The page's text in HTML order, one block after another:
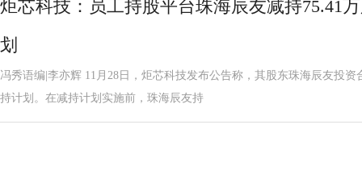
炬芯科技：员工持股平台珠海辰友减持75.41
划
冯秀语编|李亦辉 11月28日，炬芯科技发布公告称，其股东珠海辰友投
持计划。在减持计划实施前，珠海辰友持